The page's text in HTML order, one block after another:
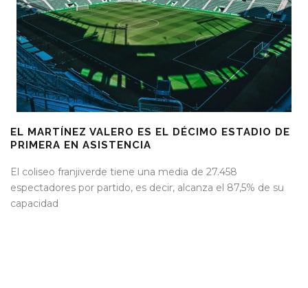
EL MARTÍNEZ VALERO ES EL DÉCIMO ESTADIO DE
PRIMERA EN ASISTENCIA
El coliseo franjiverde tiene una media de 27.458
espectadores por partido, es decir, alcanza el 87,5% de su
capacidad